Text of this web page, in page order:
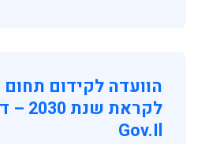
הוועדה לקידום
Gov.il